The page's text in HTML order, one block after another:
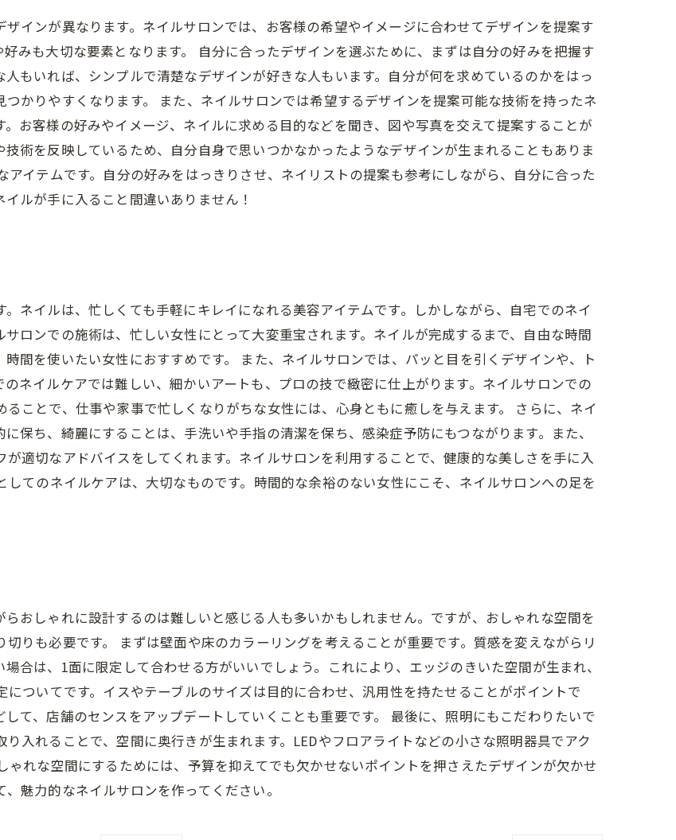
インが異なります。ネイルサロンでは、お客様の希望やイメージに合わせてデザインを提案す
みも大切な要素となります。 自分に合ったデザインを選ぶために、まずは自分の好みを把握す
もいれば、シンプルで清楚なデザインが好きな人もいます。自分が何を求めているのかをはっ
かりやすくなります。 また、ネイルサロンでは希望するデザインを提案可能な技術を持ったネ
お客様の好みやイメージ、ネイルに求める目的などを聞き、図や写真を交えて提案することが
術を反映しているため、自分自身で思いつかなかったようなデザインが生まれることもありま
イテムです。自分の好みをはっきりさせ、ネイリストの提案も参考にしながら、自分に合った
ルが手に入ること間違いありません！
ネイルは、忙しくても手軽にキレイになれる美容アイテムです。しかしながら、自宅でのネイ
ロンでの施術は、忙しい女性にとって大変重宝されます。ネイルが完成するまで、自由な時間
間を使いたい女性におすすめです。 また、ネイルサロンでは、パッと目を引くデザインや、ト
ネイルケアでは難しい、細かいアートも、プロの技で緻密に仕上がります。ネイルサロンでの
ことで、仕事や家事で忙しくなりがちな女性には、心身ともに癒しを与えます。 さらに、ネイ
保ち、綺麗にすることは、手洗いや手指の清潔を保ち、感染症予防にもつながります。また、
適切なアドバイスをしてくれます。ネイルサロンを利用することで、健康的な美しさを手に入
てのネイルケアは、大切なものです。時間的な余裕のない女性にこそ、ネイルサロンへの足を
おしゃれに設計するのは難しいと感じる人も多いかもしれません。ですが、おしゃれな空間を
りも必要です。 まずは壁面や床のカラーリングを考えることが重要です。質感を変えながらリ
合は、1面に限定して合わせる方がいいでしょう。これにより、エッジのきいた空間が生まれ、
ついてです。イスやテーブルのサイズは目的に合わせ、汎用性を持たせることがポイントで
て、店舗のセンスをアップデートしていくことも重要です。 最後に、照明にもこだわりたいで
入れることで、空間に奥行きが生まれます。LEDやフロアライトなどの小さな照明器具でアク
れな空間にするためには、予算を抑えてでも欠かせないポイントを押さえたデザインが欠かせ
魅力的なネイルサロンを作ってください。